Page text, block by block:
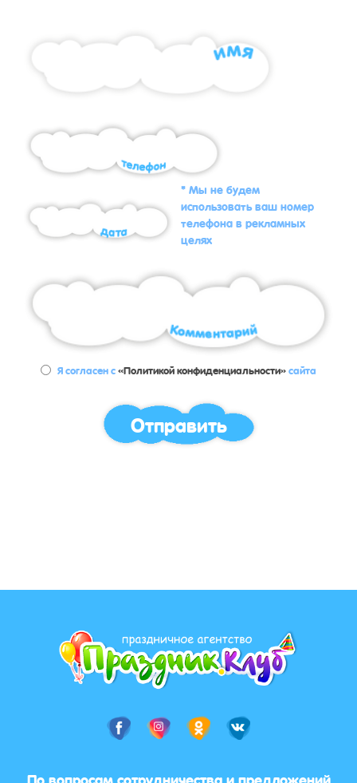
* Мы не будем
использовать ваш номер
телефона в рекламных
целях
Я согласен с«Политикой конфиденциальности»сайта
Отправить